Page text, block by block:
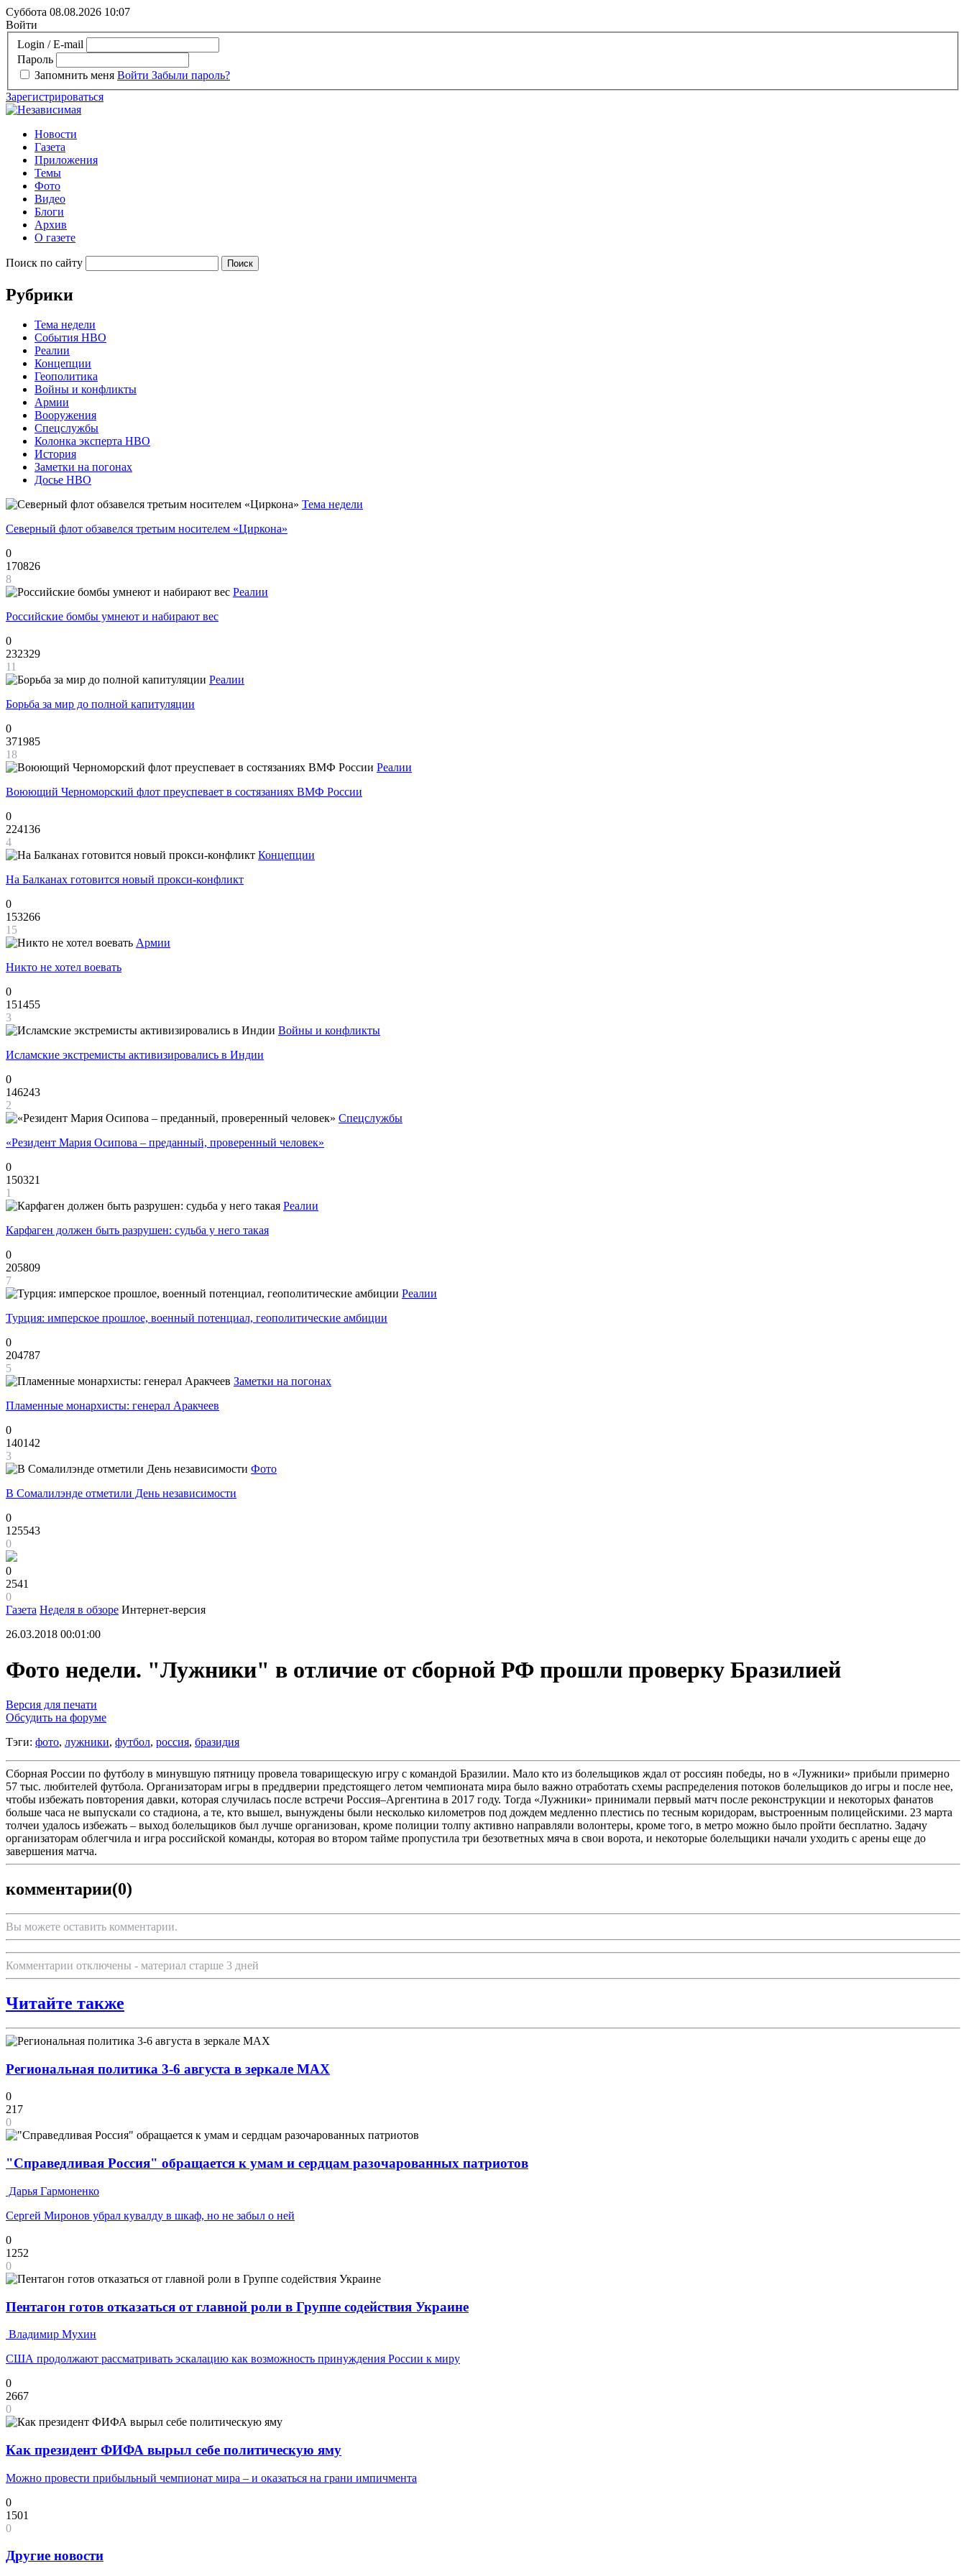
Суббота 08.08.2026 10:07
Войти
Login / E-mail
Пароль
Запомнить меня Войти Забыли пароль?
Зарегистрироваться
Новости
Газета
Приложения
Темы
Фото
Видео
Блоги
Архив
О газете
Поиск по сайту
Рубрики
Тема недели
События НВО
Реалии
Концепции
Геополитика
Войны и конфликты
Армии
Вооружения
Спецслужбы
Колонка эксперта НВО
История
Заметки на погонах
Досье НВО
Тема недели
Северный флот обзавелся третьим носителем «Циркона»
0
170826
8
Реалии
Российские бомбы умнеют и набирают вес
0
232329
11
Реалии
Борьба за мир до полной капитуляции
0
371985
18
Реалии
Воюющий Черноморский флот преуспевает в состязаниях ВМФ России
0
224136
4
Концепции
На Балканах готовится новый прокси-конфликт
0
153266
15
Армии
Никто не хотел воевать
0
151455
3
Войны и конфликты
Исламские экстремисты активизировались в Индии
0
146243
2
Спецслужбы
«Резидент Мария Осипова – преданный, проверенный человек»
0
150321
1
Реалии
Карфаген должен быть разрушен: судьба у него такая
0
205809
7
Реалии
Турция: имперское прошлое, военный потенциал, геополитические амбиции
0
204787
5
Заметки на погонах
Пламенные монархисты: генерал Аракчеев
0
140142
3
Фото
В Сомалилэнде отметили День независимости
0
125543
0
0
2541
0
Газета Неделя в обзоре Интернет-версия
26.03.2018 00:01:00
Фото недели. "Лужники" в отличие от сборной РФ прошли проверку Бразилией
Версия для печати
Обсудить на форуме
Тэги: фото, лужники, футбол, россия, бразидия
Сборная России по футболу в минувшую пятницу провела товарищескую игру с командой Бразилии. Мало кто из болельщиков ждал от россиян победы, но в «Лужники» прибыли примерно
57 тыс. любителей футбола. Организаторам игры в преддверии предстоящего летом чемпионата мира было важно отработать схемы распределения потоков болельщиков до игры и после нее,
чтобы избежать повторения давки, которая случилась после встречи Россия–Аргентина в 2017 году. Тогда «Лужники» принимали первый матч после реконструкции и некоторых фанатов
больше часа не выпускали со стадиона, а те, кто вышел, вынуждены были несколько километров под дождем медленно плестись по тесным коридорам, выстроенным полицейскими. 23 марта
толчеи удалось избежать – выход болельщиков был лучше организован, кроме полиции толпу активно направляли волонтеры, кроме того, в метро можно было пройти бесплатно. Задачу
организаторам облегчила и игра российской команды, которая во втором тайме пропустила три безответных мяча в свои ворота, и некоторые болельщики начали уходить с арены еще до
завершения матча.
комментарии(0)
Вы можете оставить комментарии.
Комментарии отключены - материал старше 3 дней
Читайте также
Региональная политика 3-6 августа в зеркале MAX
0
217
0
"Справедливая Россия" обращается к умам и сердцам разочарованных патриотов
Дарья Гармоненко
Сергей Миронов убрал кувалду в шкаф, но не забыл о ней
0
1252
0
Пентагон готов отказаться от главной роли в Группе содействия Украине
Владимир Мухин
США продолжают рассматривать эскалацию как возможность принуждения России к миру
0
2667
0
Как президент ФИФА вырыл себе политическую яму
Можно провести прибыльный чемпионат мира – и оказаться на грани импичмента
0
1501
0
Другие новости